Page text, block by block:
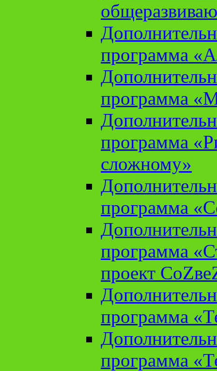
программа
программа
программа
сложному»
программа
программа
проект
программа
программа